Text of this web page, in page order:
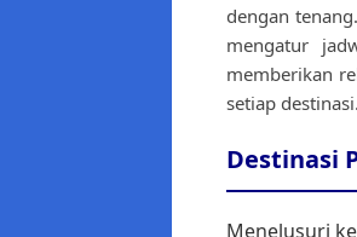
dengan tenang.
mengatur
memberikan
setiap destinasi.
Destinasi
Menelusuri